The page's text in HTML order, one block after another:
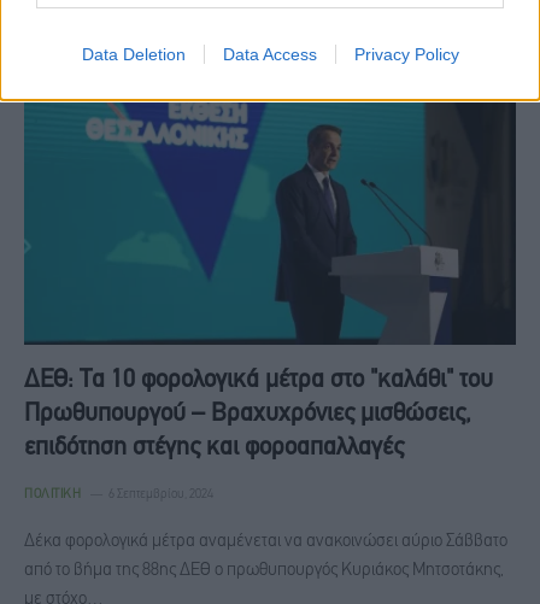
Data Deletion Data Access Privacy Policy
αστυνόμευσης κατά το διάστημα από 25 έως…
ΔΕΘ: Τα 10 φορολογικά μέτρα στο "καλάθι" του
Πρωθυπουργού – Βραχυχρόνιες μισθώσεις,
επιδότηση στέγης και φοροαπαλλαγές
ΠΟΛΙΤΙΚΉ 6 Σεπτεμβρίου, 2024
Δέκα φορολογικά μέτρα αναμένεται να ανακοινώσει αύριο Σάββατο
από το βήμα της 88ης ΔΕΘ ο πρωθυπουργός Κυριάκος Μητσοτάκης,
με στόχο…